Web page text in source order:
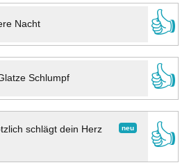
Nacht
👍
Schlumpf
👍
neu
schlägt dein Herz
👍